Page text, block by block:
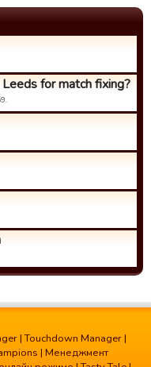
for match fixing?
|Touchdown Manager |
| Менеджмент